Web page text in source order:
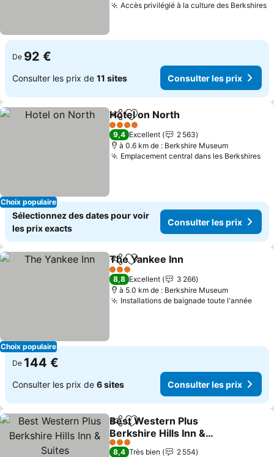
Accès privilégié à la culture des Berkshires
De 92 €
Consulter les prix de 11 sites Consulter les prix
Choix populaire
PartagerAjouter à mes favoris
Hotel on North
4 Étoiles
9,4 Excellent
2 563
à 0.6 km de : Berkshire Museum
Emplacement central dans les Berkshires
Sélectionnez des dates pour voir
les prix exacts
Consulter les prix
Choix populaire
PartagerAjouter à mes favoris
The Yankee Inn
3 Étoiles
8,8 Excellent
3 266
à 5.0 km de : Berkshire Museum
Installations de baignade toute l'année
De 144 €
Consulter les prix de 6 sites Consulter les prix
PartagerAjouter à mes favoris
Best Western Plus
Berkshire Hills Inn &
Suites
Consulter les prix
3 Étoiles
8,4 Très bien
2 554